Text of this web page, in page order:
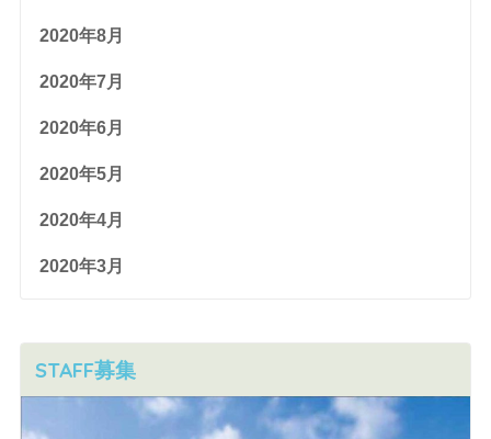
2020年8月
2020年7月
2020年6月
2020年5月
2020年4月
2020年3月
STAFF募集